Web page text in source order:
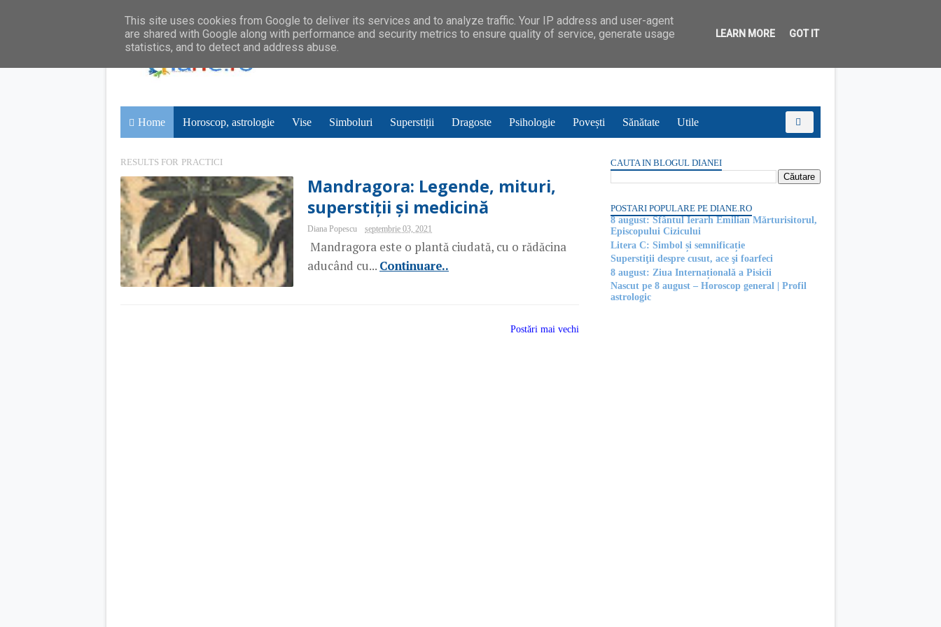
Home Horoscop, astrologie Vise Simboluri Superstiții Dragoste Psihologie Povești Sănătate Utile
RESULTS FOR PRACTICI
Mandragora: Legende, mituri,
superstiții și medicină
Diana Popescu septembrie 03, 2021
Mandragora este o plantă ciudată, cu o rădăcina
aducând cu... Continuare..
Postări mai vechi
CAUTA IN BLOGUL DIANEI
POSTARI POPULARE PE DIANE.RO
8 august: Sfântul Ierarh Emilian Mărturisitorul,
Episcopului Cizicului
Litera C: Simbol și semnificație
Superstiţii despre cusut, ace şi foarfeci
8 august: Ziua Internațională a Pisicii
Nascut pe 8 august – Horoscop general | Profil
astrologic
This site uses cookies from Google to deliver its services and to analyze traffic. Your IP address and user-agent
are shared with Google along with performance and security metrics to ensure quality of service, generate usage
statistics, and to detect and address abuse.
LEARN MORE GOT IT